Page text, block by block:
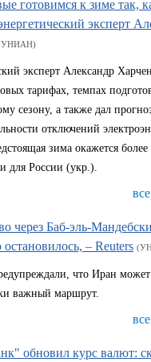
готовимся к зиме так,
эксперт
эксперт Александр
тарифах, темпах
сезону, а также дал
отключений
зима окажется
для России (укр.).
через Баб-эль-
– Reuters
что Иран может
важный маршрут.
обновил курс валют: